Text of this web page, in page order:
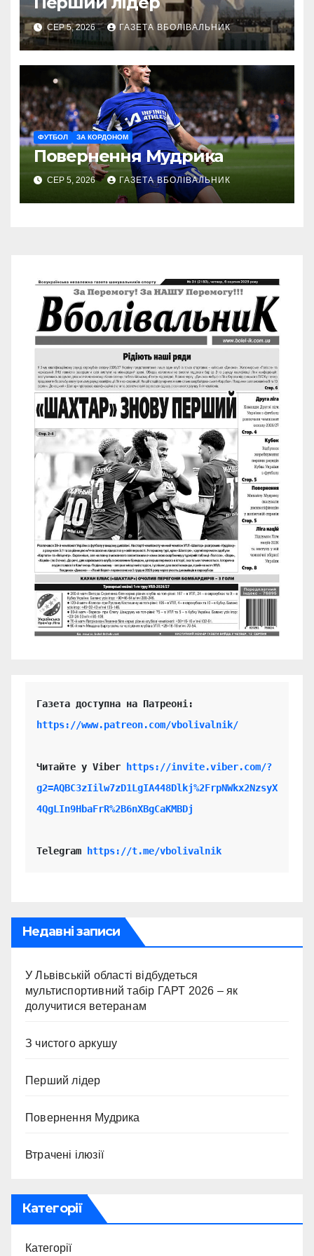
СЕР 5, 2026 ГАЗЕТА ВБОЛІВАЛЬНИК
ФУТБОЛ ЗА КОРДОНОМ
Повернення Мудрика
СЕР 5, 2026 ГАЗЕТА ВБОЛІВАЛЬНИК
https://www.patreon.com/vbolivalnik/
Читайте у Viber
https://invite.viber.com/?
g2=AQBC3zIilw7zD1LgIA448Dlkj%2FrpNWkx2NzsyX
4QgLIn9HbaFrR%2B6nXBgCaKMBDj
Telegram https://t.me/vbolivalnik
Недавні записи
У Львівській області відбудеться
мультиспортивний табір ГАРТ 2026 – як
долучитися ветеранам
З чистого аркушу
Перший лідер
Повернення Мудрика
Втрачені ілюзії
Категорії
Категорії